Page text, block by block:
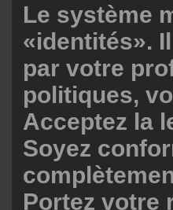
Le système
«identités».
par votre
politiques,
Acceptez la
Soyez
Portez votre